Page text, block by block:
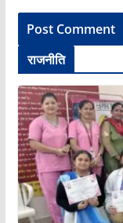
राजनीति